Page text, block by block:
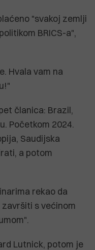
"svakoj zemlji
BRICS-a",
Hvala vam na
članica: Brazil,
Početkom 2024.
Saudijska
a potom
rekao da
završiti s većinom
Lutnick, potom je